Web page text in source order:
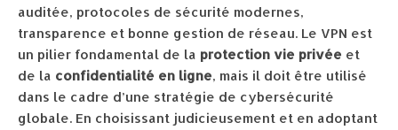
auditée, protocoles de sécurité modernes,
transparence et bonne gestion de réseau. Le VPN est
un pilier fondamental de la protection vie privée et
de la confidentialité en ligne, mais il doit être utilisé
dans le cadre d’une stratégie de cybersécurité
globale. En choisissant judicieusement et en adoptant